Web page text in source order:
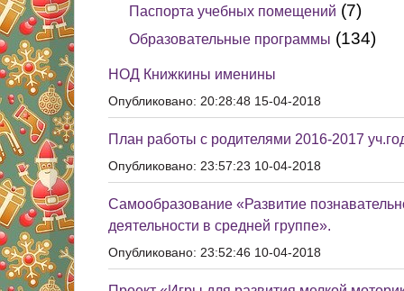
Паспорта учебных помещений (7)
Образовательные программы (134)
НОД Книжкины именины
Опубликовано: 20:28:48 15-04-2018
План работы с родителями 2016-2017
Опубликовано: 23:57:23 10-04-2018
Самообразование «Развитие
деятельности в средней группе».
Опубликовано: 23:52:46 10-04-2018